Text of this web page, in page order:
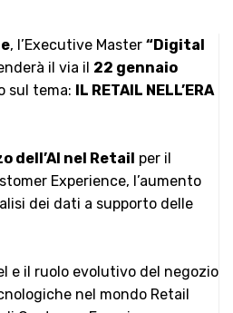
, l’Executive Master “Digital
il via il 22 gennaio
sul tema: IL RETAIL NELL’ERA
dell’AI nel Retail per il
Experience, l’aumento
dei dati a supporto delle
e il ruolo evolutivo del negozio
nel mondo Retail